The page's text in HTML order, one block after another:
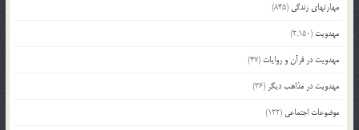
مهارتهای زندگی (845)
مهدویت (2,150)
مهدویت در قرآن و روایات (47)
مهدویت در مذاهب دیگر (36)
موضوعات اجتماعی (122)